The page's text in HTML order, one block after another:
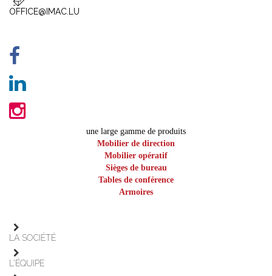
OFFICE@IMAC.LU
une large gamme de produits
Mobilier de direction
Mobilier opératif
Sièges de bureau
Tables de conférence
Armoires
LA SOCIÉTÉ
L'ÉQUIPE